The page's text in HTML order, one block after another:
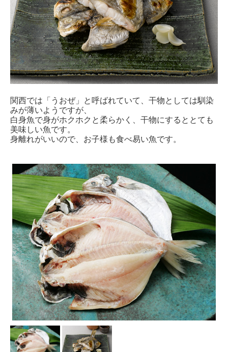
関西では「うおぜ」と呼ばれていて、干物としては馴染
みが薄いようですが、
白身魚で身がホクホクと柔らかく、干物にするととても
美味しい魚です。
身離れがいいので、お子様も食べ易い魚です。